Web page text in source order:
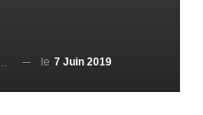
le 7 Juin 2019